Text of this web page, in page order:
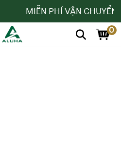
MIỄN PHÍ VẬN CHUYỂN
0